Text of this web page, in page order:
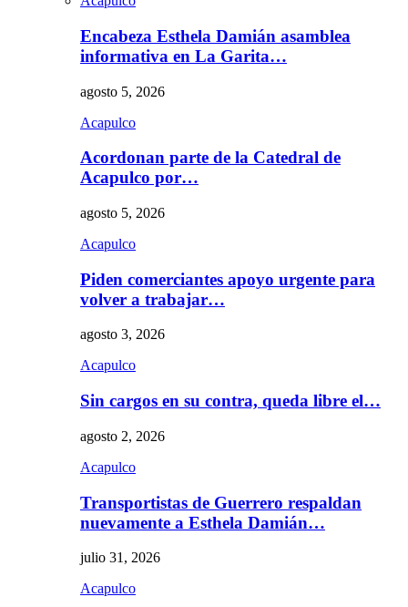
Encabeza Esthela Damián asamblea
informativa en La Garita…
agosto 5, 2026
Acapulco
Acordonan parte de la Catedral de
Acapulco por…
agosto 5, 2026
Acapulco
Piden comerciantes apoyo urgente para
volver a trabajar…
agosto 3, 2026
Acapulco
Sin cargos en su contra, queda libre el…
agosto 2, 2026
Acapulco
Transportistas de Guerrero respaldan
nuevamente a Esthela Damián…
julio 31, 2026
Acapulco